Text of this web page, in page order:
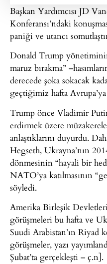
Başkan Yardımcısı JD
Konferansı’ndaki
paniği ve utancı
Donald Trump
maruz bırakma”
derecede şoka sokacak
geçtiğimiz hafta Avrupa’ya
Trump önce Vladimir
erdirmek üzere
anlaştıklarını duyurdu.
Hegseth, Ukrayna’nın
dönmesinin “hayali bir
NATO’ya katılmasının
söyledi.
Amerika Birleşik Devletleri
görüşmeleri bu hafta ve
Suudi Arabistan’ın Riyad
görüşmeler, yazı
Şubat’ta gerçekleşti – ç.n].